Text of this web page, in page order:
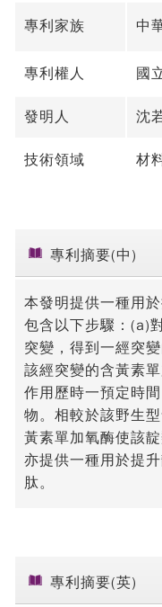
專利家族 中
專利權人 國
發明人 沈
技術領域 材
專利摘要(中)
本發明提供一種用
包含以下步驟：(a)
突變，得到一經突
該經突變的含黃素
作用歷時一預定時
物。相較於該野生
黃素單加氧酶使該
亦提供一種用於提
肽。
專利摘要(英)